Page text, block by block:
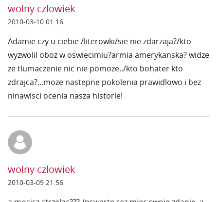
wolny czlowiek
2010-03-10 01:16
Adamie czy u ciebie /literowki/sie nie zdarzaja?/kto
wyzwolil oboz w oswiecimiu?armia amerykanska? widze
ze tlumaczenie nic nie pomoze../kto bohater kto
zdrajca?...moze nastepne pokolenia prawidlowo i bez
ninawisci ocenia nasza historie!
wolny czlowiek
2010-03-09 21:56